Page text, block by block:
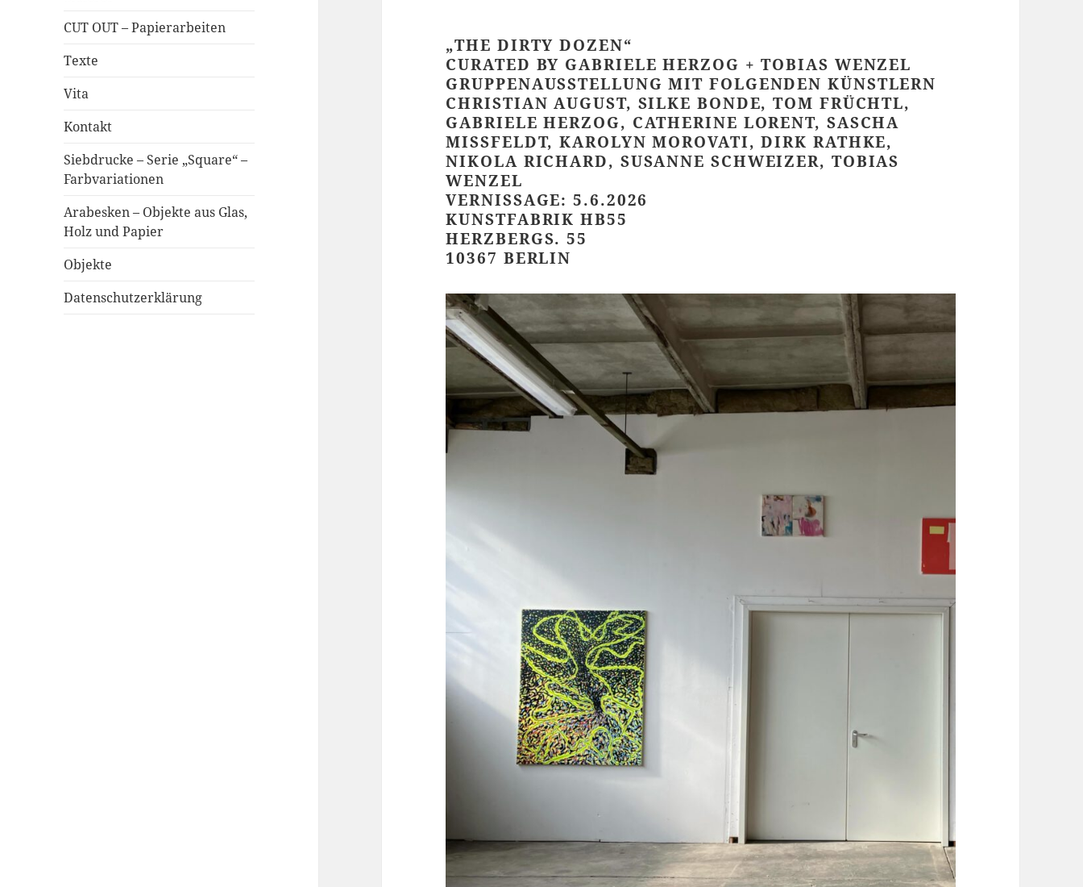
CUT OUT – Papierarbeiten
Texte
Vita
Kontakt
Siebdrucke – Serie „Square“ –
Farbvariationen
Arabesken – Objekte aus Glas,
Holz und Papier
Objekte
Datenschutzerklärung
„THE DIRTY DOZEN“
CURATED BY GABRIELE HERZOG + TOBIAS WENZEL
GRUPPENAUSSTELLUNG MIT FOLGENDEN KÜNSTLERN
CHRISTIAN AUGUST, SILKE BONDE, TOM FRÜCHTL,
GABRIELE HERZOG, CATHERINE LORENT, SASCHA
MISSFELDT, KAROLYN MOROVATI, DIRK RATHKE,
NIKOLA RICHARD, SUSANNE SCHWEIZER, TOBIAS
WENZEL
VERNISSAGE: 5.6.2026
KUNSTFABRIK HB55
HERZBERGS. 55
10367 BERLIN